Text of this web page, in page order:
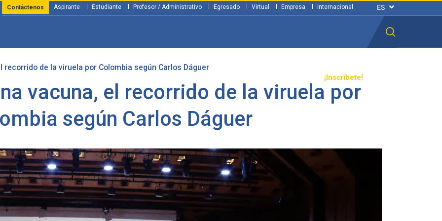
¡Inscríbete!
Aspirante Estudiante Profesor / Administrativo Egresado Virtual Empresa Internacional
Contáctenos
recorrido de la viruela por Colombia según Carlos Dáguer
vacuna, el recorrido de la viruela por
según Carlos Dáguer